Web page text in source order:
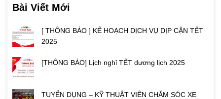
Bài Viết Mới
[ THÔNG BÁO ] KẾ HOẠCH DỊCH VỤ DỊP CẬN TẾT
2025
[THÔNG BÁO] Lịch nghỉ TẾT dương lịch 2025
TUYỂN DỤNG – KỸ THUẬT VIÊN CHĂM SÓC XE